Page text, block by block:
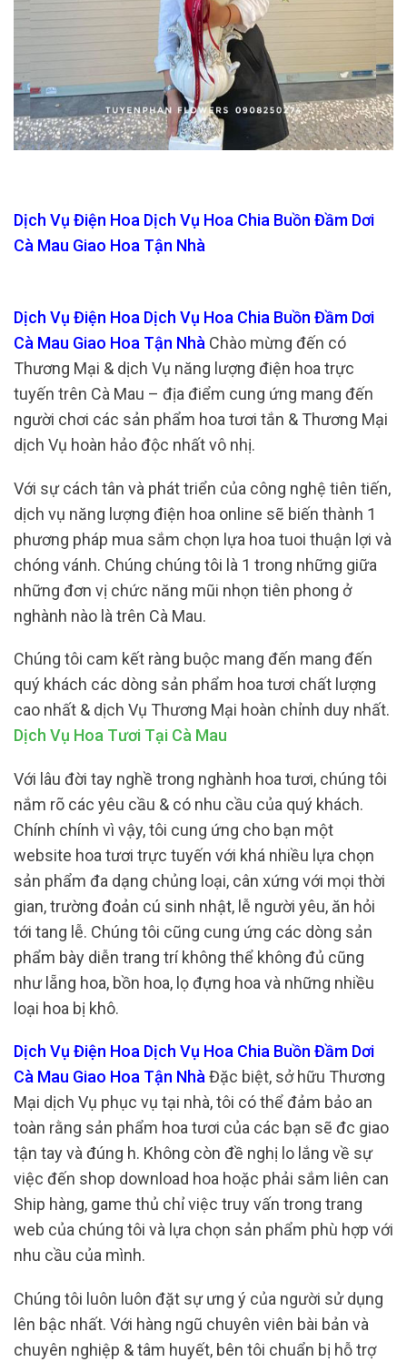
Dịch Vụ Điện Hoa Dịch Vụ Hoa Chia Buồn Đầm Dơi
Cà Mau Giao Hoa Tận Nhà
Dịch Vụ Điện Hoa Dịch Vụ Hoa Chia Buồn Đầm Dơi
Cà Mau Giao Hoa Tận Nhà Chào mừng đến có
Thương Mại & dịch Vụ năng lượng điện hoa trực
tuyến trên Cà Mau – địa điểm cung ứng mang đến
người chơi các sản phẩm hoa tươi tắn & Thương Mại
dịch Vụ hoàn hảo độc nhất vô nhị.
Với sự cách tân và phát triển của công nghệ tiên tiến,
dịch vụ năng lượng điện hoa online sẽ biến thành 1
phương pháp mua sắm chọn lựa hoa tuoi thuận lợi và
chóng vánh. Chúng chúng tôi là 1 trong những giữa
những đơn vị chức năng mũi nhọn tiên phong ở
nghành nào là trên Cà Mau.
Chúng tôi cam kết ràng buộc mang đến mang đến
quý khách các dòng sản phẩm hoa tươi chất lượng
cao nhất & dịch Vụ Thương Mại hoàn chỉnh duy nhất.
Dịch Vụ Hoa Tươi Tại Cà Mau
Với lâu đời tay nghề trong nghành hoa tươi, chúng tôi
nắm rõ các yêu cầu & có nhu cầu của quý khách.
Chính chính vì vậy, tôi cung ứng cho bạn một
website hoa tươi trực tuyến với khá nhiều lựa chọn
sản phẩm đa dạng chủng loại, cân xứng với mọi thời
gian, trường đoản cú sinh nhật, lễ người yêu, ăn hỏi
tới tang lễ. Chúng tôi cũng cung ứng các dòng sản
phẩm bày diễn trang trí không thể không đủ cũng
như lẵng hoa, bồn hoa, lọ đựng hoa và những nhiều
loại hoa bị khô.
Dịch Vụ Điện Hoa Dịch Vụ Hoa Chia Buồn Đầm Dơi
Cà Mau Giao Hoa Tận Nhà Đặc biệt, sở hữu Thương
Mại dịch Vụ phục vụ tại nhà, tôi có thể đảm bảo an
toàn rằng sản phẩm hoa tươi của các bạn sẽ đc giao
tận tay và đúng h. Không còn đề nghị lo lắng về sự
việc đến shop download hoa hoặc phải sắm liên can
Ship hàng, game thủ chỉ việc truy vấn trong trang
web của chúng tôi và lựa chọn sản phẩm phù hợp với
nhu cầu của mình.
Chúng tôi luôn luôn đặt sự ưng ý của người sử dụng
lên bậc nhất. Với hàng ngũ chuyên viên bài bản và
chuyên nghiệp & tâm huyết, bên tôi chuẩn bị hỗ trợ